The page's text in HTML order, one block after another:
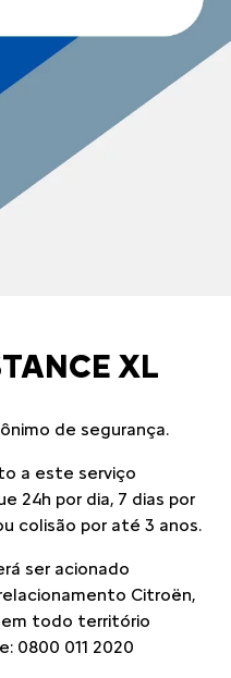
XL
de segurança.
a este serviço
24h por dia, 7 dias por
colisão por até 3 anos.
ser acionado
Citroën,
em todo território
0800 011 2020